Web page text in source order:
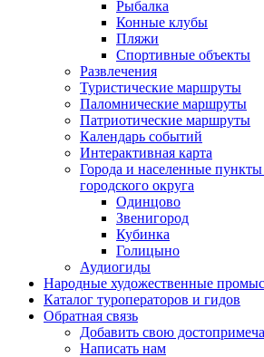
Рыбалка
Конные клубы
Пляжи
Спортивные объекты
Развлечения
Туристические маршруты
Паломнические маршруты
Патриотические маршруты
Календарь событий
Интерактивная карта
Города и населенные
городского округа
Одинцово
Звенигород
Кубинка
Голицыно
Аудиогиды
Народные художественные
Каталог туроператоров и гидов
Обратная связь
Добавить свою
Написать нам